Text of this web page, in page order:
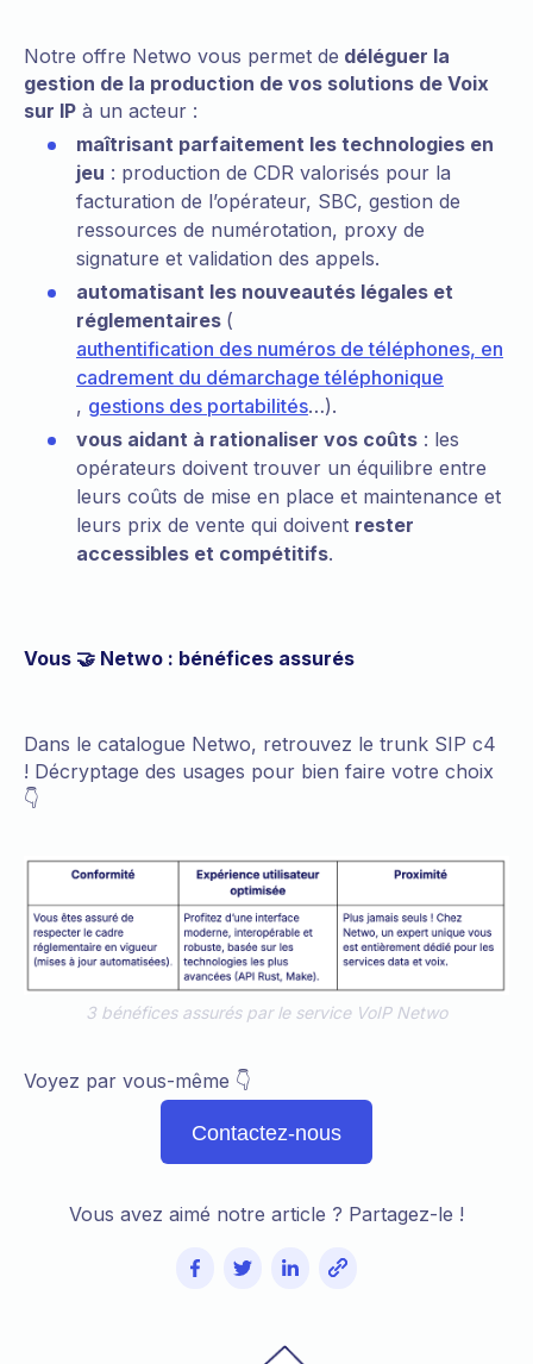
Notre offre Netwo vous permet de déléguer la
gestion de la production de vos solutions de Voix
sur IP à un acteur :
maîtrisant parfaitement les technologies en
jeu : production de CDR valorisés pour la
facturation de l’opérateur, SBC, gestion de
ressources de numérotation, proxy de
signature et validation des appels.
automatisant les nouveautés légales et
réglementaires (
authentification des numéros de téléphones, en
cadrement du démarchage téléphonique
, gestions des portabilités…).
vous aidant à rationaliser vos coûts : les
opérateurs doivent trouver un équilibre entre
leurs coûts de mise en place et maintenance et
leurs prix de vente qui doivent rester
accessibles et compétitifs.
Vous 🤝 Netwo : bénéfices assurés
Dans le catalogue Netwo, retrouvez le trunk SIP c4
! Décryptage des usages pour bien faire votre choix
👇
3 bénéfices assurés par le service VoIP Netwo
Voyez par vous-même 👇
Contactez-nous
Vous avez aimé notre article ? Partagez-le !